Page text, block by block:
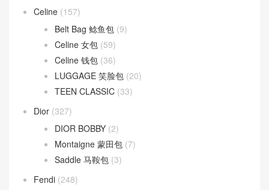
Celine (157)
Belt Bag 鲶鱼包 (9)
Celine 女包 (59)
Celine 钱包 (36)
LUGGAGE 笑脸包 (20)
TEEN CLASSIC (33)
Dior (327)
DIOR BOBBY (2)
Montaigne 蒙田包 (7)
Saddle 马鞍包 (3)
Fendi (248)